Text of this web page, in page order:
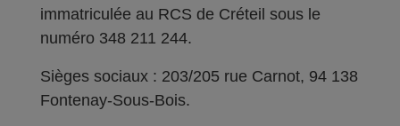
immatriculée au RCS de Créteil sous le
numéro 348 211 244.
Sièges sociaux : 203/205 rue Carnot, 94 138
Fontenay-Sous-Bois.